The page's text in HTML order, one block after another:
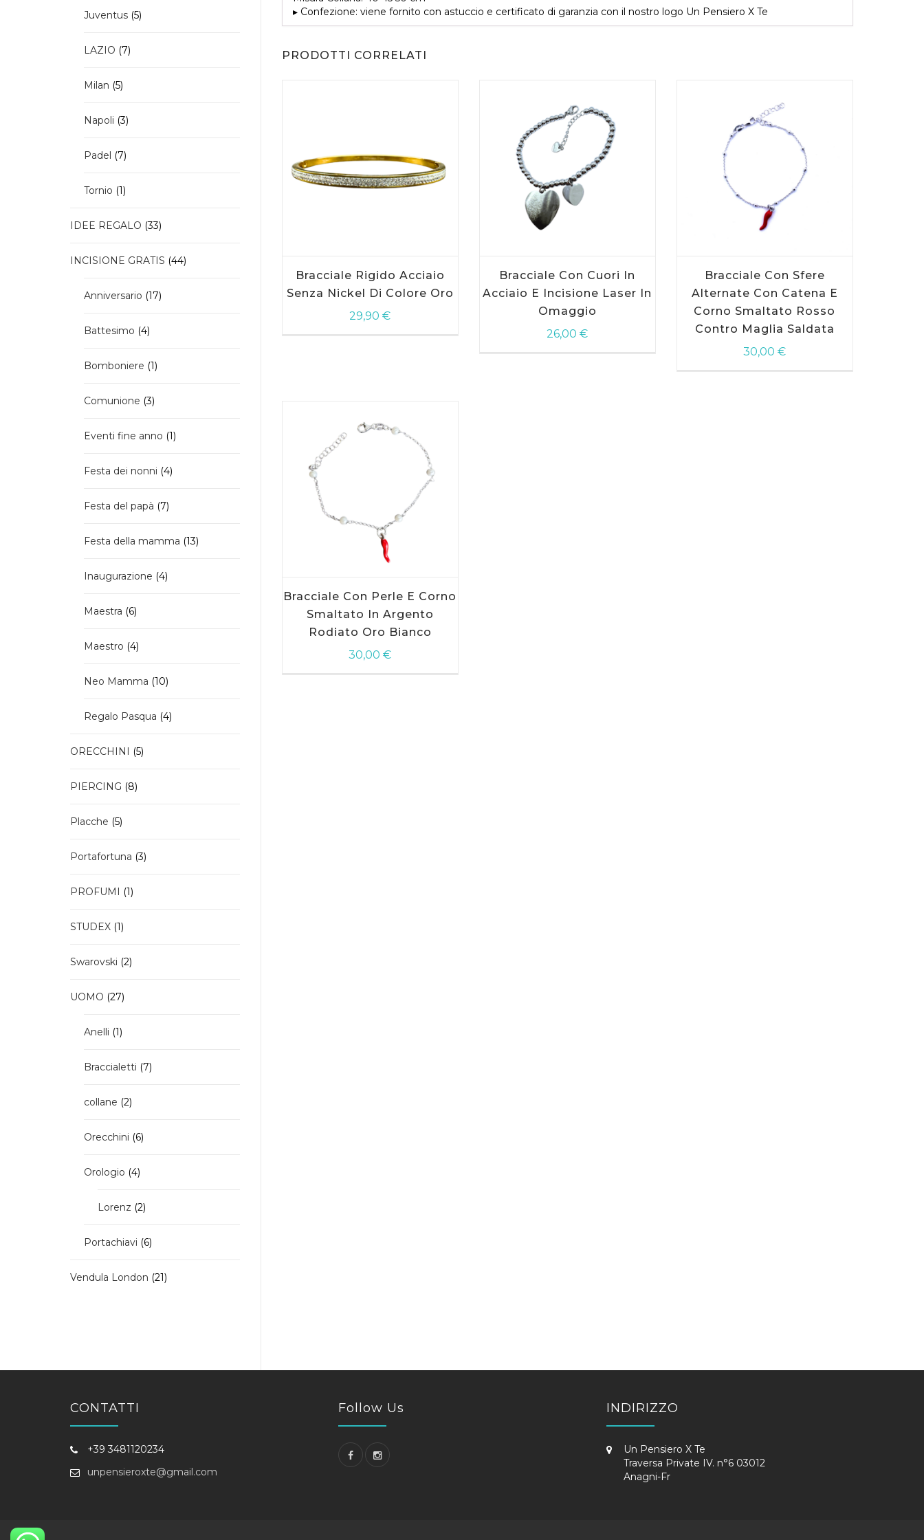
▸ Confezione: viene fornito con astuccio e certificato di garanzia con il nostro logo Un Pensiero X Te
PRODOTTI CORRELATI
CARRELLO
Bracciale Rigido Acciaio
Senza Nickel Di Colore Oro
29,90€
CARRELLO
Bracciale Con Cuori In
Acciaio E Incisione Laser In
Omaggio
26,00€
CARRELLO
Bracciale Con Sfere
Alternate Con Catena E
Corno Smaltato Rosso
Contro Maglia Saldata
30,00€
AGGIUNGI AL
CARRELLO
Bracciale Con Perle E Corno
Smaltato In Argento
Rodiato Oro Bianco
30,00€
Juventus 55
LAZIO 77
Milan 55
Napoli 33
Padel 77
Tornio 11
IDEE REGALO 3333
INCISIONE GRATIS 4444
Anniversario 1717
Battesimo 44
Bomboniere 11
Comunione 33
Eventi fine anno 11
Festa dei nonni 44
Festa del papà 77
Festa della mamma 1313
Inaugurazione 44
Maestra
66
Maestro 44
Neo Mamma 1010
Regalo Pasqua 44
ORECCHINI
55
PIERCING
88
Placche 55
Portafortuna 33
PROFUMI
11
STUDEX 11
Swarovski 22
UOMO 2727
Anelli 11
Braccialetti 77
collane 22
Orecchini
66
Orologio 44
Lorenz 22
Portachiavi
66
Vendula London 2121
CONTATTI
+39 3481120234
unpensieroxte@gmail.com
Follow Us INDIRIZZO
Un Pensiero X Te
Traversa Private IV. n°6 03012
Anagni-Fr